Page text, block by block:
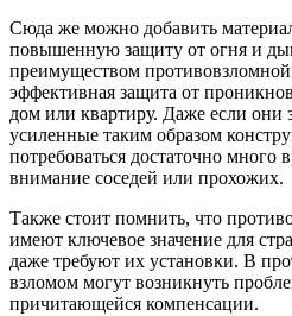
Сюда же можно добавить
повышенную защиту от огня и
преимуществом противовзломной
эффективная защита от
дом или квартиру. Даже если они
усиленные таким образом
потребоваться достаточно много
внимание соседей или прохожих.
Также стоит помнить, что
имеют ключевое значение для
даже требуют их установки. В
взломом могут возникнуть
причитающейся компенсации.